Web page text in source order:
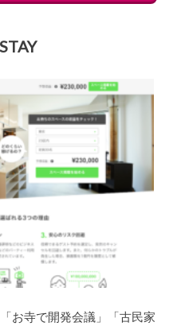
お寺で開発会議」「古民家